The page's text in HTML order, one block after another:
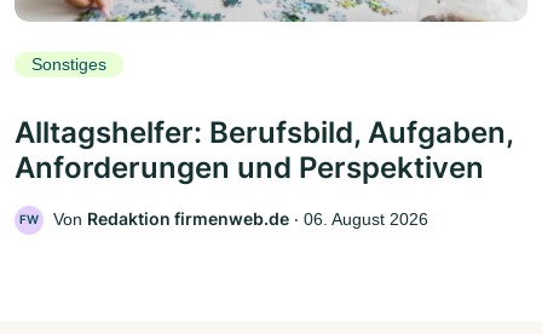
Sonstiges
Alltagshelfer: Berufsbild, Aufgaben,
Anforderungen und Perspektiven
FW Von Redaktion firmenweb.de ‧ 06. August 2026